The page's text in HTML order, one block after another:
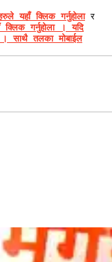
यहाँ क्लिक गर्नुहोलार
गर्नुहोला । यदि
। साथै तलका मोबाईल